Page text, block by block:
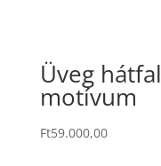
Üveg
motívum
Ft59.000,00